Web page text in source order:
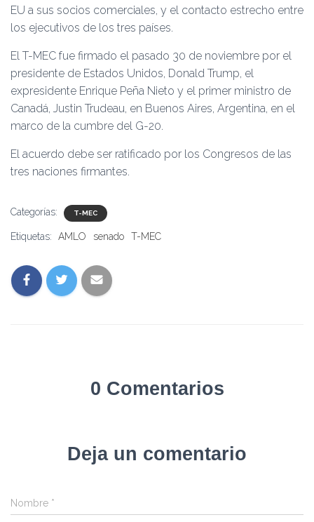
EU a sus socios comerciales, y el contacto estrecho entre
los ejecutivos de los tres países.
El T-MEC fue firmado el pasado 30 de noviembre por el
presidente de Estados Unidos, Donald Trump, el
expresidente Enrique Peña Nieto y el primer ministro de
Canadá, Justin Trudeau, en Buenos Aires, Argentina, en el
marco de la cumbre del G-20.
El acuerdo debe ser ratificado por los Congresos de las
tres naciones firmantes.
Categorías: T-MEC
Etiquetas: AMLO senado T-MEC
0 Comentarios
Deja un comentario
Nombre *